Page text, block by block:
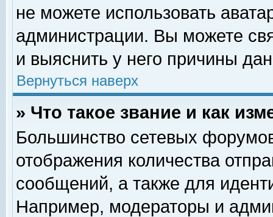
не можете использовать
администрации. Вы можете
и выяснить у него причины
Вернуться наверх
» Что такое звание и как
Большинство сетевых
отображения количества
сообщений, а также для
Например, модераторы и